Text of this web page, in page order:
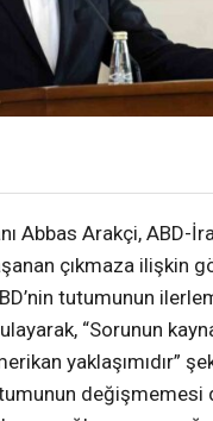
Abbas Arakçi, ABD-
çıkmaza ilişkin
tutumunun
“Sorunun
yaklaşımıdır”
değişmemesi